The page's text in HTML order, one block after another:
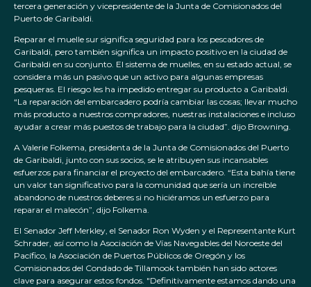
tercera generación y vicepresidente de la Junta de Comisionados del
Puerto de Garibaldi.
Reparar el muelle sur significa seguridad para los pescadores de
Garibaldi, pero también significa un impacto positivo en la ciudad de
Garibaldi en su conjunto. El sistema de muelles, en su estado actual, se
considera más un pasivo que un activo para algunas empresas
pesqueras. El riesgo les ha impedido entregar su producto a Garibaldi.
“La reparación del embarcadero podría cambiar las cosas; llevar mucho
más producto a nuestros compradores, nuestras instalaciones e incluso
ayudar a crear más puestos de trabajo para la ciudad”. dijo Browning.
A Valerie Folkema, presidenta de la Junta de Comisionados del Puerto
de Garibaldi, junto con sus socios, se le atribuyen sus incansables
esfuerzos para financiar el proyecto del embarcadero. “Esta bahía tiene
un valor tan significativo para la comunidad que sería un increíble
abandono de nuestros deberes si no hiciéramos un esfuerzo para
reparar el malecón”, dijo Folkema.
El Senador Jeff Merkley, el Senador Ron Wyden y el Representante Kurt
Schrader, así como la Asociación de Vías Navegables del Noroeste del
Pacífico, la Asociación de Puertos Públicos de Oregón y los
Comisionados del Condado de Tillamook también han sido actores
clave para asegurar estos fondos. "Definitivamente estamos dando una